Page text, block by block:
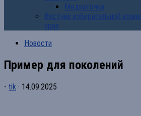
Медиаточка
Вестник избирательной
края
Новости
Пример для поколений
- tik · 14.09.2025